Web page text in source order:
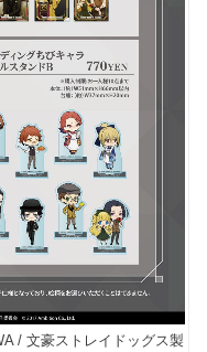
/ 文豪ストレイドッグス製